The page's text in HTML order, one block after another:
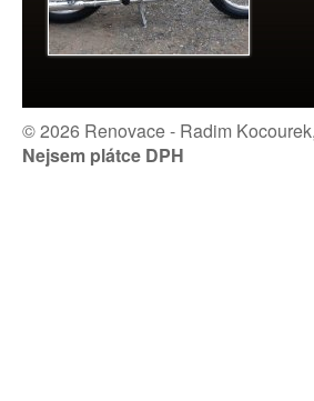
© 2026 Renovace - Radim
Nejsem plátce DPH